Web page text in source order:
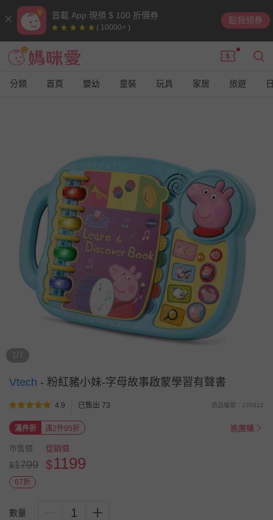
首載 App 現領 $ 100 折價券
( 10000+ )
點我領券
分類 首頁 嬰幼 童裝 玩具 家居 旅遊
1/7
Vtech - 粉紅豬小妹-字母故事啟蒙學習有聲書
4.9 已售出 73 商品編號：235912
滿件折 滿2件95折 進團購
市售價
$1799
促銷價
$1199
67折
數量 1